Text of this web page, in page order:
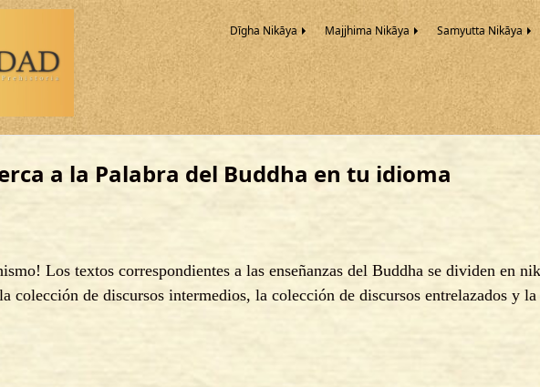
Dīgha Nikāya Majjhima Nikāya Samyutta Nikāya
a la Palabra del Buddha en tu idioma
Los textos correspondientes a las enseñanzas del Buddha se dividen en
colección de discursos intermedios, la colección de discursos entrelazados y